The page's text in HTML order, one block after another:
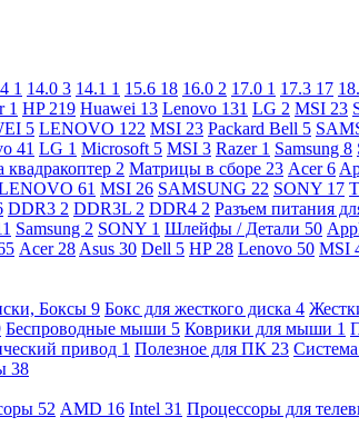
1 14.0 3 14.1 1 15.6 18 16.0 2 17.0 1 17.3 17
1 HP 219 Huawei 13 Lenovo 131 LG 2 MSI 23
5 LENOVO 122 MSI 23 Packard Bell 5
41 LG 1 Microsoft 5 MSI 3 Razer 1 Samsung 8
квадракоптер 2 Матрицы в сборе 23 Acer6
61 MSI 26 SAMSUNG 22 SONY 17
DDR3 2 DDR3L 2 DDR4 2 Разъем питания
Samsung 2 SONY 1 Шлейфы / Детали 50
Acer 28 Asus 30 Dell 5 HP 28 Lenovo 50 MSI
Боксы 9 Бокс для жесткого диска 4
Беспроводные мыши 5 Коврики для мыши 1
привод 1 Полезное для ПК 23
38
52 AMD 16 Intel 31 Процессоры для